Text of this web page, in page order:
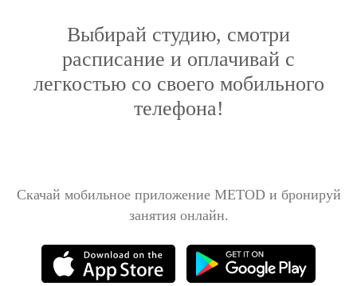
Выбирай студию, смотри
расписание и оплачивай с
легкостью со своего мобильного
телефона!
Скачай мобильное приложение METOD и бронируй
занятия онлайн.